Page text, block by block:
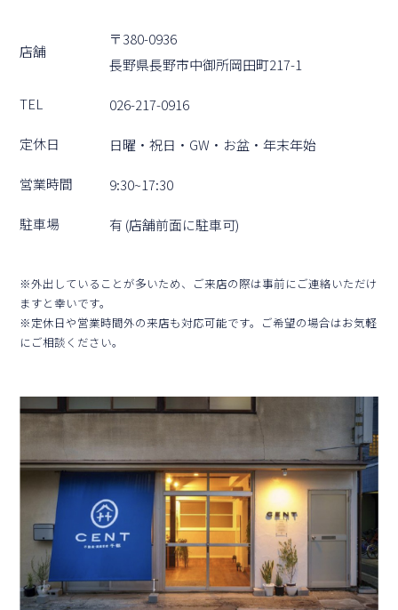
店舗
〒380-0936
⻑野県⻑野市中御所岡⽥町217-1
TEL 026-217-0916
定休⽇ ⽇曜・祝⽇・GW・お盆・年末年始
営業時間 9:30~17:30
駐⾞場 有 (店舗前⾯に駐⾞可)
※外出していることが多いため、ご来店の際は事前にご連絡いただけ
ますと幸いです。
※定休⽇や営業時間外の来店も対応可能です。ご希望の場合はお気軽
にご相談ください。